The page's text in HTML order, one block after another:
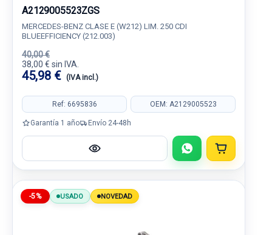
A2129005523ZGS
MERCEDES-BENZ CLASE E (W212) LIM. 250 CDI
BLUEEFFICIENCY (212.003)
40,00 €
38,00 € sin IVA.
45,98 € (IVA incl.)
Ref: 6695836 OEM: A2129005523
Garantía 1 año Envío 24-48h
-5% USADO NOVEDAD